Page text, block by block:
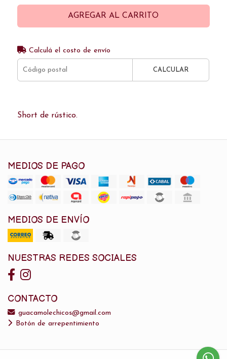
AGREGAR AL CARRITO
Calculá el costo de envío
CALCULAR
Short de rústico.
MEDIOS DE PAGO
MEDIOS DE ENVÍO
NUESTRAS REDES SOCIALES
CONTACTO
guacamolechicos@gmail.com
Botón de arrepentimiento